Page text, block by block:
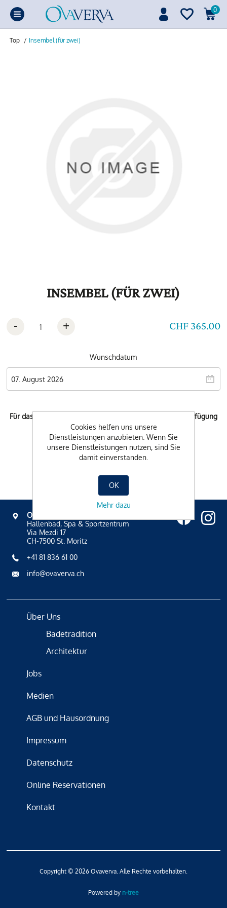
0
Top / Insembel (für zwei)
INSEMBEL (FÜR ZWEI)
CHF 365.00
- +
Wunschdatum
Für das ausgewählte Datum steht keine Buchung zur Verfügung
OVAVERVA
Hallenbad, Spa & Sportzentrum
Via Mezdi 17
CH-7500 St. Moritz
+41 81 836 61 00
info@ovaverva.ch
Über Uns
Badetradition
Architektur
Jobs
Medien
AGB und Hausordnung
Impressum
Datenschutz
Online Reservationen
Kontakt
Copyright © 2026 Ovaverva. Alle Rechte vorbehalten.
Powered by n-tree
Cookies helfen uns unsere
Dienstleistungen anzubieten. Wenn Sie
unsere Dienstleistungen nutzen, sind Sie
damit einverstanden.
OK
Mehr dazu